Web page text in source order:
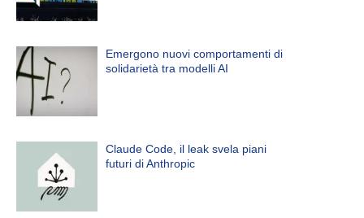
Emergono nuovi comportamenti di
solidarietà tra modelli AI
Claude Code, il leak svela piani
futuri di Anthropic